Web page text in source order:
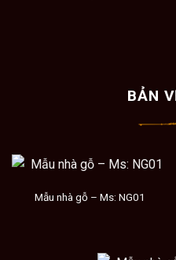
BẢN
Mẫu nhà gỗ – Ms: NG01